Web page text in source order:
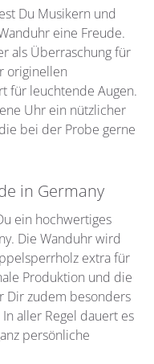
Du Musikern und
eine Freude.
als Überraschung für
originellen
für leuchtende Augen.
Uhr ein nützlicher
bei der Probe gerne
in Germany
ein hochwertiges
Die Wanduhr wird
extra für
Produktion und die
Dir zudem besonders
aller Regel dauert es
persönliche